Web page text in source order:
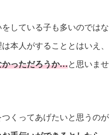
している子も多いのではな
本人がすることとはいえ、
かっただろうか…と思いませ
くってあげたいと思うのが